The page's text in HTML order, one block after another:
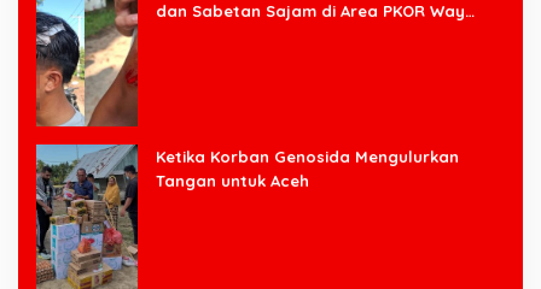
dan Sabetan Sajam di Area PKOR Way
Ketika Korban Genosida Mengulurkan
Tangan untuk Aceh